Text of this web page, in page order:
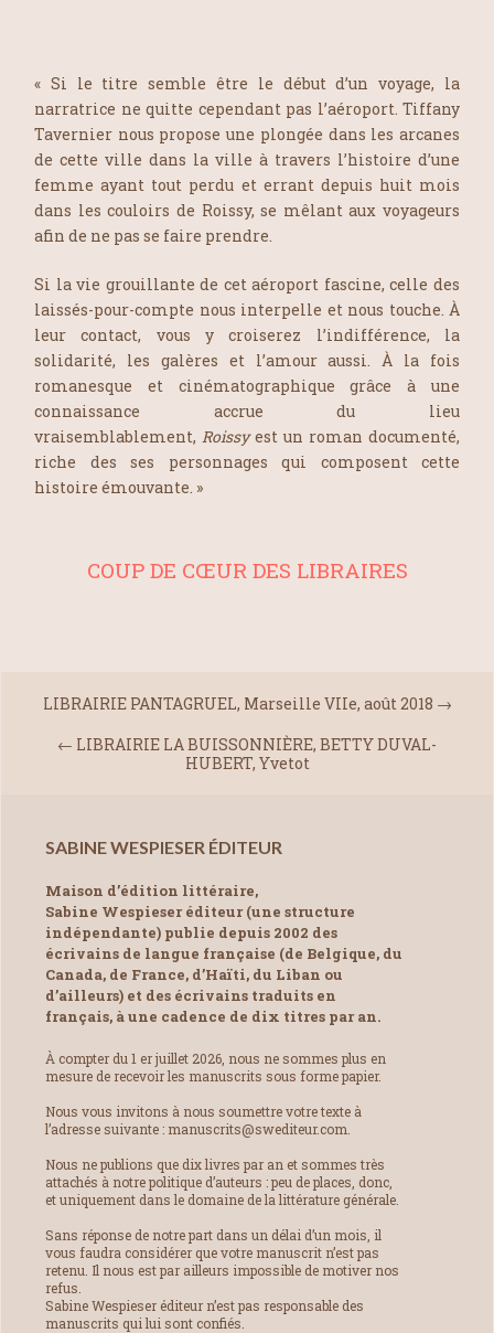
« Si le titre semble être le début d’un voyage, la
narratrice ne quitte cependant pas l’aéroport. Tiffany
Tavernier nous propose une plongée dans les arcanes
de cette ville dans la ville à travers l’histoire d’une
femme ayant tout perdu et errant depuis huit mois
dans les couloirs de Roissy, se mêlant aux voyageurs
afin de ne pas se faire prendre.
Si la vie grouillante de cet aéroport fascine, celle des
laissés-pour-compte nous interpelle et nous touche. À
leur contact, vous y croiserez l’indifférence, la
solidarité, les galères et l’amour aussi. À la fois
romanesque et cinématographique grâce à une
connaissance accrue du lieu
vraisemblablement, Roissyest un roman documenté,
riche des ses personnages qui composent cette
histoire émouvante. »
COUP DE CŒUR DES LIBRAIRES
LIBRAIRIE PANTAGRUEL, Marseille VIIe, août 2018 →
← LIBRAIRIE LA BUISSONNIÈRE, BETTY DUVAL-
HUBERT, Yvetot
SABINE WESPIESER ÉDITEUR
Maison d’édition littéraire,
Sabine Wespieser éditeur (une structure
indépendante) publie depuis 2002 des
écrivains de langue française (de Belgique, du
Canada, de France, d’Haïti, du Liban ou
d’ailleurs) et des écrivains traduits en
français, à une cadence de dix titres par an.
À compter du 1 er juillet 2026, nous ne sommes plus en
mesure de recevoir les manuscrits sous forme papier.
Nous vous invitons à nous soumettre votre texte à
l’adresse suivante : manuscrits@swediteur.com.
Nous ne publions que dix livres par an et sommes très
attachés à notre politique d’auteurs : peu de places, donc,
et uniquement dans le domaine de la littérature générale.
Sans réponse de notre part dans un délai d’un mois, il
vous faudra considérer que votre manuscrit n’est pas
retenu. Il nous est par ailleurs impossible de motiver nos
refus.
Sabine Wespieser éditeur n’est pas responsable des
manuscrits qui lui sont confiés.